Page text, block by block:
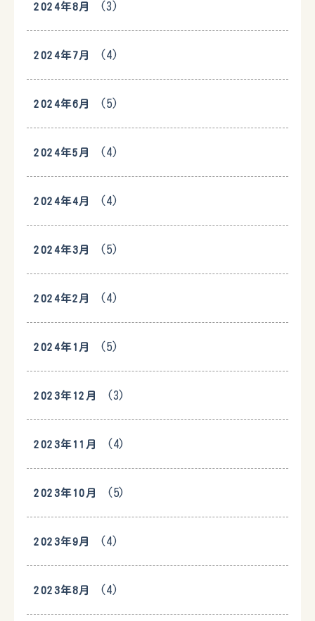
2024年8月 (3)
2024年7月 (4)
2024年6月 (5)
2024年5月 (4)
2024年4月 (4)
2024年3月 (5)
2024年2月 (4)
2024年1月 (5)
2023年12月 (3)
2023年11月 (4)
2023年10月 (5)
2023年9月 (4)
2023年8月 (4)